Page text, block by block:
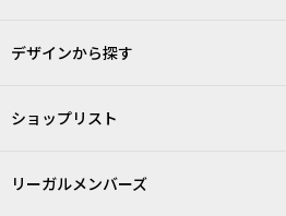
デザインから探す
ショップリスト
リーガルメンバーズ